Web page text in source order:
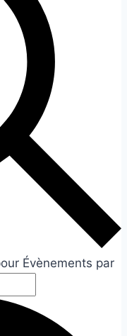
Évènements par